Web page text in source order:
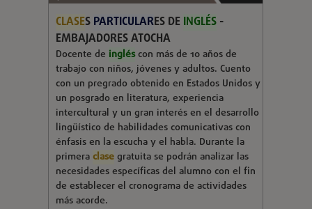
CLASES PARTICULARES DE INGLÉS -
EMBAJADORES ATOCHA
Docente de ingléscon más de 10 años de
trabajo con niños, jóvenes y adultos. Cuento
con un pregrado obtenido en Estados Unidos y
un posgrado en literatura, experiencia
intercultural y un gran interés en el desarrollo
lingüístico de habilidades comunicativas con
énfasis en la escucha y el habla. Durante la
primeraclasegratuita se podrán analizar las
necesidades específicas del alumno con el fin
de establecer el cronograma de actividades
más acorde.